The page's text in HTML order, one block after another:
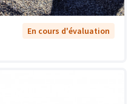
En cours d'évaluation